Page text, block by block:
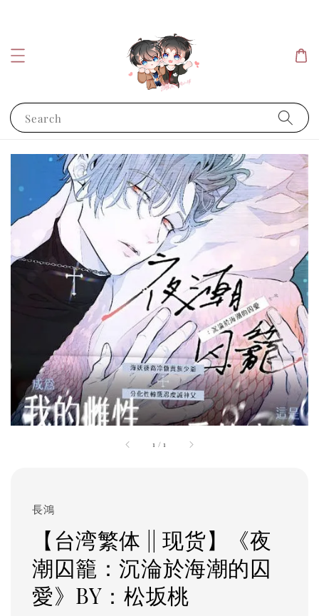
Search
1 /1
長鴻
​【台湾繁体 || 现货】《夜
潮囚籠：沉淪於海潮的囚
愛》BY：松坂桃